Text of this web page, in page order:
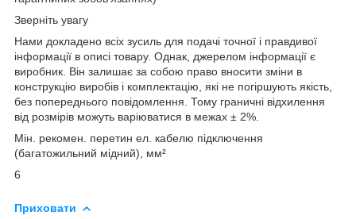
Зверніть увагу
Нами докладено всіх зусиль для подачі точної і правдивої
інформації в описі товару. Однак, джерелом інформації є
виробник. Він залишає за собою право вносити зміни в
конструкцію виробів і комплектацію, які не погіршують якість,
без попереднього повідомлення. Тому граничні відхилення
від розмірів можуть варіюватися в межах ± 2%.
Мін. рекомен. перетин ел. кабелю підключення
(багатожильний мідний), мм²
6
Приховати